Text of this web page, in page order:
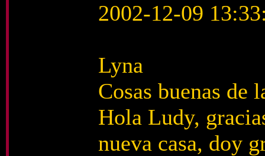
2002-12-09
Lyna
Cosas buenas de
Hola Ludy,
nueva casa, doy